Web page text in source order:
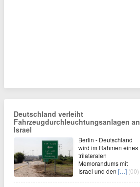
Deutschland verleiht
Fahrzeugdurchleuchtungsanlagen an
Israel
Berlin - Deutschland
wird im Rahmen eines
trilateralen
Memorandums mit
Israel und den […] (00)